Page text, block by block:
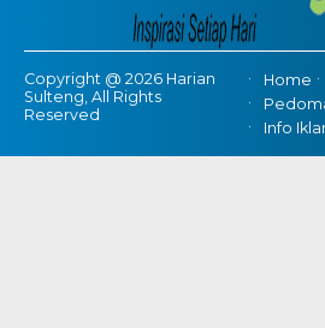
Copyright @ 2026 Harian
Sulteng, All Rights
Reserved
Home
Info